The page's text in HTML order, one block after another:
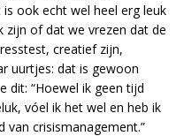
ook echt wel heel erg leuk
zijn of dat we vrezen dat de
creatief zijn,
uurtjes: dat is gewoon
dit: “Hoewel ik geen tijd
vóel ik het wel en heb ik
van crisismanagement.”